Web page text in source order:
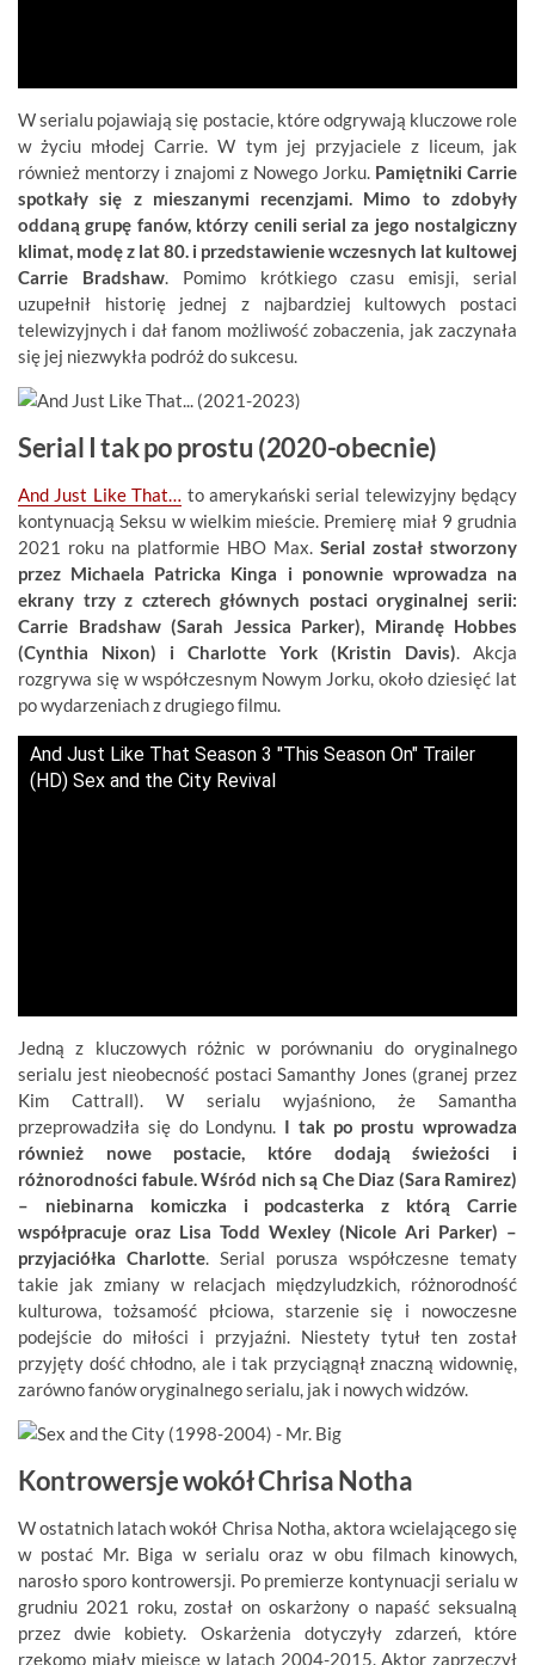
W serialu pojawiają się postacie, które odgrywają kluczowe role
w życiu młodej Carrie. W tym jej przyjaciele z liceum, jak
również mentorzy i znajomi z Nowego Jorku. Pamiętniki Carrie
spotkały się z mieszanymi recenzjami. Mimo to zdobyły
oddaną grupę fanów, którzy cenili serial za jego nostalgiczny
klimat, modę z lat 80. i przedstawienie wczesnych lat kultowej
Carrie Bradshaw. Pomimo krótkiego czasu emisji, serial
uzupełnił historię jednej z najbardziej kultowych postaci
telewizyjnych i dał fanom możliwość zobaczenia, jak zaczynała
się jej niezwykła podróż do sukcesu.
Serial I tak po prostu (2020-obecnie)
And Just Like That… to amerykański serial telewizyjny będący
kontynuacją Seksu w wielkim mieście. Premierę miał 9 grudnia
2021 roku na platformie HBO Max. Serial został stworzony
przez Michaela Patricka Kinga i ponownie wprowadza na
ekrany trzy z czterech głównych postaci oryginalnej serii:
Carrie Bradshaw (Sarah Jessica Parker), Mirandę Hobbes
(Cynthia Nixon) i Charlotte York (Kristin Davis). Akcja
rozgrywa się w współczesnym Nowym Jorku, około dziesięć lat
po wydarzeniach z drugiego filmu.
And Just Like That Season 3 "This Season On" Trailer
(HD) Sex and the City Revival
Jedną z kluczowych różnic w porównaniu do oryginalnego
serialu jest nieobecność postaci Samanthy Jones (granej przez
Kim Cattrall). W serialu wyjaśniono, że Samantha
przeprowadziła się do Londynu. I tak po prostu wprowadza
również nowe postacie, które dodają świeżości i
różnorodności fabule. Wśród nich są Che Diaz (Sara Ramirez)
– niebinarna komiczka i podcasterka z którą Carrie
współpracuje oraz Lisa Todd Wexley (Nicole Ari Parker) –
przyjaciółka Charlotte. Serial porusza współczesne tematy
takie jak zmiany w relacjach międzyludzkich, różnorodność
kulturowa, tożsamość płciowa, starzenie się i nowoczesne
podejście do miłości i przyjaźni. Niestety tytuł ten został
przyjęty dość chłodno, ale i tak przyciągnął znaczną widownię,
zarówno fanów oryginalnego serialu, jak i nowych widzów.
Kontrowersje wokół Chrisa Notha
W ostatnich latach wokół Chrisa Notha, aktora wcielającego się
w postać Mr. Biga w serialu oraz w obu filmach kinowych,
narosło sporo kontrowersji. Po premierze kontynuacji serialu w
grudniu 2021 roku, został on oskarżony o napaść seksualną
przez dwie kobiety. Oskarżenia dotyczyły zdarzeń, które
rzekomo miały miejsce w latach 2004-2015. Aktor zaprzeczył